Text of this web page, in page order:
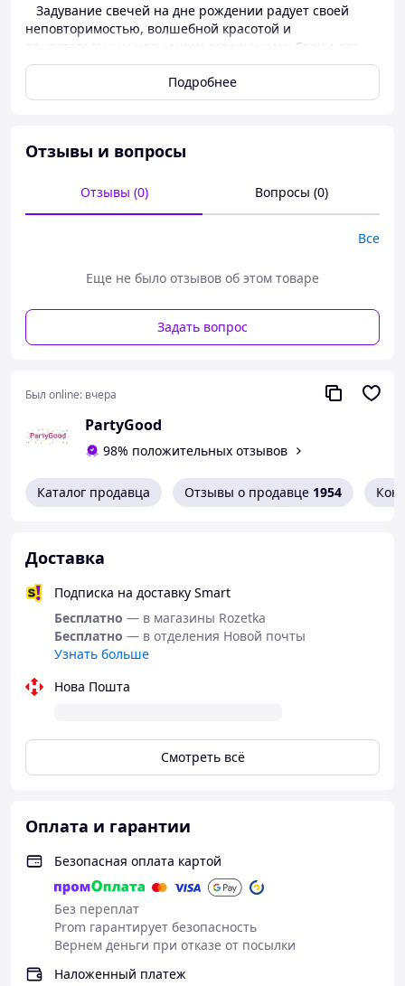
Задувание свечей на дне рождении радует своей
неповторимостью, волшебной красотой и
притягательным чарующим освещением. Свечи для
торта принесут неподдельную радость и восторг, без
которого праздник будет не полным. Огонь всегда
играл в жизни человека большую роль, а загаданное
К основным преимуществам относятся:
загаданного желания;
волшебная атмосфера для именинника и
Купить свечи на торт по привлекательной цене вы
можете в нашем интернет-магазине!
Подробнее
Отзывы и вопросы
Отзывы (0) Вопросы (0)
Все
Еще не было отзывов об этом товаре
Задать вопрос
Был online: вчера
PartyGood
98% положительных отзывов
Каталог продавца Отзывы о продавце 1954
Доставка
Подписка на доставку Smart
Бесплатно — в магазины Rozetka
Бесплатно — в отделения Новой почты
Узнать больше
Нова Пошта
Смотреть всё
Оплата и гарантии
Безопасная оплата картой
Без переплат
Prom гарантирует безопасность
Вернем деньги при отказе от посылки
Наложенный платеж